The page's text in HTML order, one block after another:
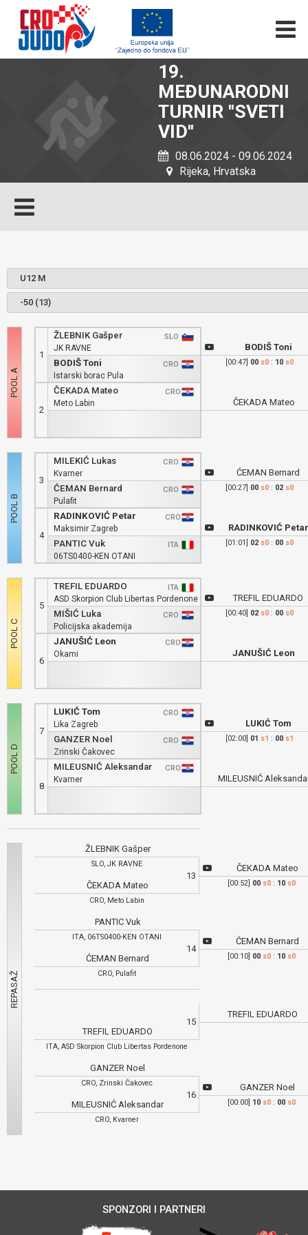
19.
MEĐUNARODNI
TURNIR ''SVETI
VID''
08.06.2024 - 09.06.2024
Rijeka, Hrvatska
1
ŽLEBNIK Gašper
SLO
JK RAVNE
BODIŠ Toni
CRO
Istarski borac Pula
2
ČEKADA Mateo
CRO
Meto Labin
3
MILEKIĆ Lukas
CRO
Kvarner
ĆEMAN Bernard
CRO
Pulafit
4
RADINKOVIĆ Petar
CRO
Maksimir Zagreb
PANTIC Vuk
ITA
06TS0400-KEN OTANI
5
TREFIL EDUARDO
ITA
ASD Skorpion Club Libertas Pordenone
MIŠIĆ Luka
CRO
Policijska akademija
6
JANUŠIĆ Leon
CRO
Okami
7
LUKIĆ Tom
CRO
Lika Zagreb
GANZER Noel
CRO
Zrinski Čakovec
8
MILEUSNIĆ Aleksandar
CRO
Kvarner
BODIŠ Toni
[00:47] 00 s0: 10 s0
ČEKADA Mateo
ĆEMAN Bernard
[00:27] 00 s0: 02 s0
RADINKOVIĆ Petar
[01:01] 02 s0: 00 s0
TREFIL EDUARDO
[00:40] 02 s0: 00 s0
JANUŠIĆ Leon
LUKIĆ Tom
[02:00] 01 s1 : 00 s1
MILEUSNIĆ
13
ŽLEBNIK Gašper
SLO, JK RAVNE
ČEKADA Mateo
CRO, Meto Labin
14
PANTIC Vuk
ITA, 06TS0400-KEN OTANI
ĆEMAN Bernard
CRO, Pulafit
15
TREFIL EDUARDO
ITA, ASD Skorpion Club Libertas Pordenone
16
GANZER Noel
CRO, Zrinski Čakovec
MILEUSNIĆ Aleksandar
CRO, Kvarner
ČEKADA Mateo
[00:52] 00 s0 : 10 s0
ĆEMAN Bernard
[00:10] 00 s0 : 10 s0
TREFIL EDUARDO
GANZER Noel
[00:00] 10 s0 : 00 s0
SPONZORI I PARTNERI